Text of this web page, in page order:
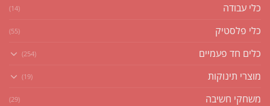
כלי עבודה (14)
כלי פלסטיק (55)
כלים חד פעמיים (254)
מוצרי תינוקות (19)
משחקי חשיבה (29)